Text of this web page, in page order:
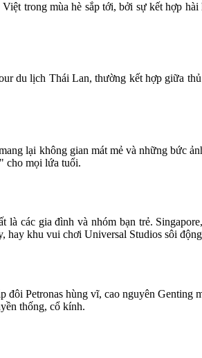
trong mùa hè sắp tới, bởi sự kết hợp
du lịch Thái Lan, thường kết hợp giữa
lại không gian mát mẻ và những bức
cho mọi lứa tuổi.
các gia đình và nhóm bạn trẻ.
hay khu vui chơi Universal Studios sôi
Petronas hùng vĩ, cao nguyên Genting
thống, cổ kính.